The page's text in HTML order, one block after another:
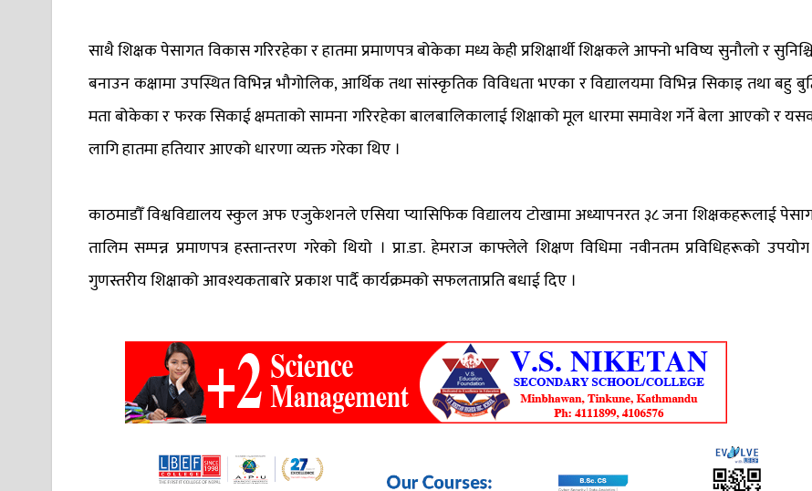
साथै शिक्षक पेसागत विकास गरिरहेका र हातमा प्रमाणपत्र बोकेका मध्य केही प्रशिक्षार्थी शिक्षकले आफ्नो भविष्य सुनौलो र
बनाउन कक्षामा उपस्थित विभिन्न भौगोलिक, आर्थिक तथा सांस्कृतिक विविधता भएका र विद्यालयमा विभिन्न सिकाइ तथा बहु
मता बोकेका र फरक सिकाई क्षमताको सामना गरिरहेका बालबालिकालाई शिक्षाको मूल धारमा समावेश गर्ने बेला आएको र
लागि हातमा हतियार आएको धारणा व्यक्त गरेका थिए ।
काठमाडौँ विश्वविद्यालय स्कुल अफ एजुकेशनले एसिया प्यासिफिक विद्यालय टोखामा अध्यापनरत ३८ जना शिक्षकहरूलाई
तालिम सम्पन्न प्रमाणपत्र हस्तान्तरण गरेको थियो । प्रा.डा. हेमराज काफ्लेले शिक्षण विधिमा नवीनतम प्रविधिहरूको
गुणस्तरीय शिक्षाको आवश्यकताबारे प्रकाश पार्दै कार्यक्रमको सफलताप्रति बधाई दिए ।